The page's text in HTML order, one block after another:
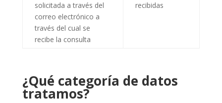
solicitada a través del
correo electrónico a
través del cual se
recibe la consulta
recibidas
¿Qué categoría de datos
tratamos?